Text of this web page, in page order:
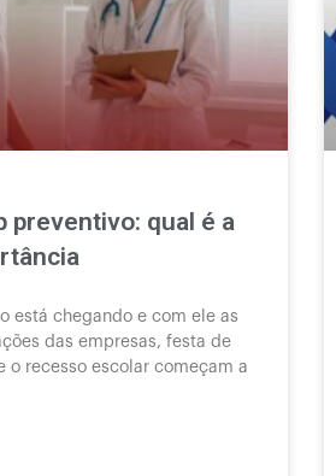
preventivo: qual é a
está chegando e com ele as
das empresas, festa de
o recesso escolar começam a